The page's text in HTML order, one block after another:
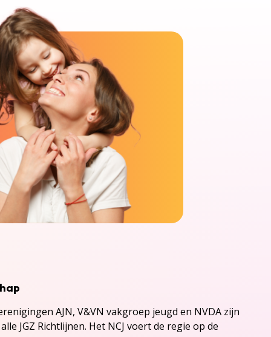
AJN, V&VN vakgroep jeugd en NVDA zijn
JGZ Richtlijnen. Het NCJ voert de regie op de